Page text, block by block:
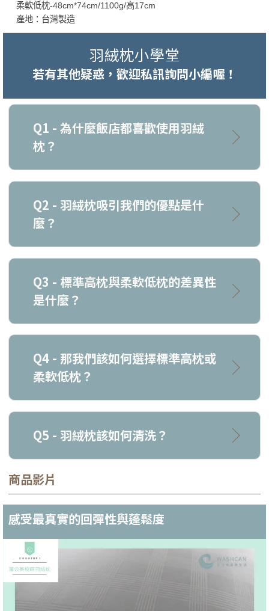
柔軟低枕-48cm*74cm/1100g/高17cm
產地：台灣製造
羽絨枕小學堂
若有其他疑惑，歡迎私訊詢問小編喔！
Q1 - 為什麼飯店都喜歡使用羽絨
枕？
Q2 - 羽絨枕吸引我們的優點是什
麼？
Q3 - 標準高枕與柔軟低枕的差異性
是什麼？
Q4 - 那我們該如何選擇標準高枕或
柔軟低枕？
Q5 - 羽絨枕該如何清洗？
商品影片
感受最真實的回彈性與蓬鬆度